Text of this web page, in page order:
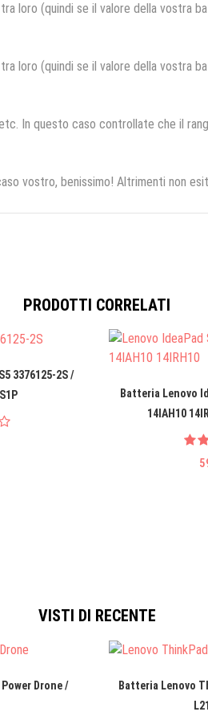
loro (quindi se il valore della vostra
loro (quindi se il valore della vostra
In questo caso controllate che il
vostro, benissimo! Altrimenti non
PRODOTTI CORRELATI
3376125-2S /
Batteria Lenovo
14IAH10
VISTI DI RECENTE
Drone /
Batteria Lenovo